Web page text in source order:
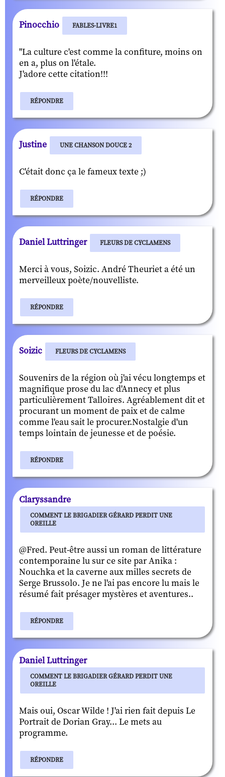
Pinocchio FABLES-LIVRE1
"La culture c'est comme la confiture, moins on
en a, plus on l'étale.
J'adore cette citation!!!
RÉPONDRE
Justine UNE CHANSON DOUCE 2
C'était donc ça le fameux texte ;)
RÉPONDRE
Daniel Luttringer FLEURS DE CYCLAMENS
Merci à vous, Soizic. André Theuriet a été un
merveilleux poète/nouvelliste.
RÉPONDRE
Soizic FLEURS DE CYCLAMENS
Souvenirs de la région où j'ai vécu longtemps et
magnifique prose du lac d'Annecy et plus
particulièrement Talloires. Agréablement dit et
procurant un moment de paix et de calme
comme l'eau sait le procurer.Nostalgie d'un
temps lointain de jeunesse et de poésie.
RÉPONDRE
Claryssandre
COMMENT LE BRIGADIER GÉRARD PERDIT UNE
OREILLE
@Fred. Peut-être aussi un roman de littérature
contemporaine lu sur ce site par Anika :
Nouchka et la caverne aux milles secrets de
Serge Brussolo. Je ne l'ai pas encore lu mais le
résumé fait présager mystères et aventures..
RÉPONDRE
Daniel Luttringer
COMMENT LE BRIGADIER GÉRARD PERDIT UNE
OREILLE
Mais oui, Oscar Wilde ! J'ai rien fait depuis Le
Portrait de Dorian Gray... Le mets au
programme.
RÉPONDRE